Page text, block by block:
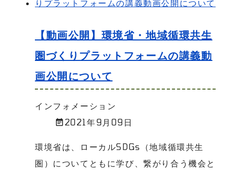
【動画公開】環境省・地域循環共生
圏づくりプラットフォームの講義動
画公開について
インフォメーション
2021年9月09日
環境省は、ローカルSDGs（地域循環共生
圏）についてともに学び、繋がり合う機会と